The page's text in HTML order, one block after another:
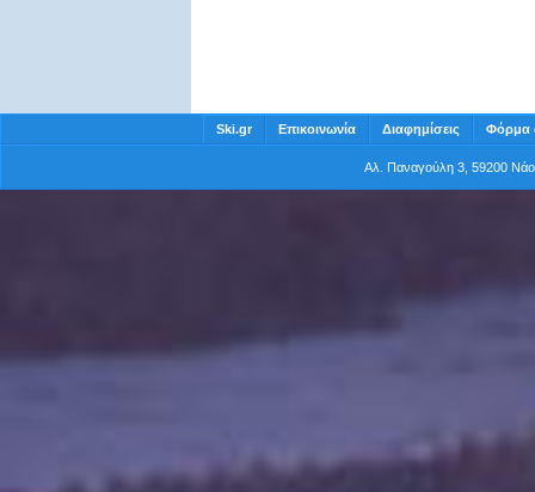
Ski.gr Επικοινωνία Διαφημίσεις Φόρμα
Αλ. Παναγούλη 3, 59200